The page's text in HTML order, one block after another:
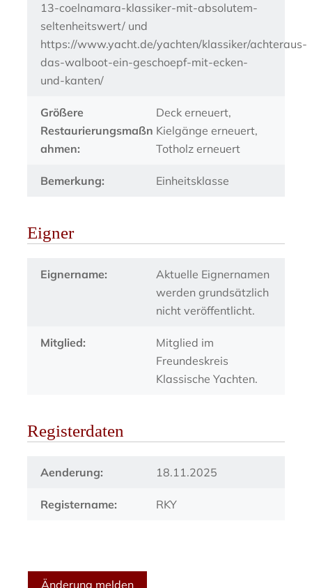
13-coelnamara-klassiker-mit-absolutem-
seltenheitswert/ und
https://www.yacht.de/yachten/klassiker/achteraus-
das-walboot-ein-geschoepf-mit-ecken-
und-kanten/
Größere
Restaurierungsmaßn
ahmen:
Deck erneuert,
Kielgänge erneuert,
Totholz erneuert
Bemerkung: Einheitsklasse
Eigner
Eignername:
Aktuelle Eignernamen
werden grundsätzlich
nicht veröffentlicht.
Mitglied:
Mitglied im
Freundeskreis
Klassische Yachten.
Registerdaten
Aenderung: 18.11.2025
Registername: RKY
Änderung melden